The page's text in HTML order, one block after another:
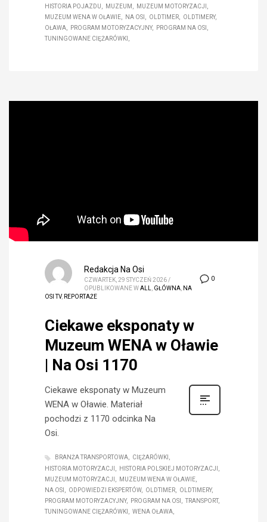
HISTORIA POJAZDU
MUZEUM
MUZEUM MOTORYZACJI
MUZEUM WENA W OŁAWIE
NA OSI OLDTIMER
OLDTIMERY
OŁAWA
PROGRAM MOTORYZACYJNY
PROGRAM NA OSI
TUNINGOWANE CIĘŻARÓWKI
0
Redakcja Na Osi
CZWARTEK, 29 STYCZEŃ 2026/
OPUBLIKOWANE WALL, GŁÓWNA, NA
OSI TV, REPORTAŻE
Ciekawe eksponaty w
Muzeum WENA w Oławie
| Na Osi 1170
Ciekawe eksponaty w Muzeum
WENA w Oławie. Materiał
pochodzi z 1170 odcinka Na
Osi.
BRANŻA TRANSPORTOWA
CIĘŻARÓWKI
HISTORIA MOTORYZACJI
HISTORIA POLSKIEJ MOTORYZACJI
MUZEUM MOTORYZACJI
MUZEUM WENA W OŁAWIE
NA OSI
ODPOWIEDZI EKSPERTÓW OLDTIMER
OLDTIMERY
PROGRAM MOTORYZACYJNY
PROGRAM NA OSI
TRANSPORT
TUNINGOWANE CIĘŻARÓWKI
WENA OŁAWA